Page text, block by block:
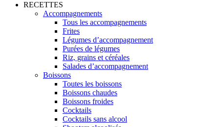
RECETTES
Accompagnements
Tous les accompagnements
Frites
Légumes d’accompagnement
Purées de légumes
Riz, grains et céréales
Salades d’accompagnement
Boissons
Toutes les boissons
Boissons chaudes
Boissons froides
Cocktails
Cocktails sans alcool